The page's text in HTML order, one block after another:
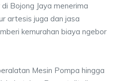
Bojong Jaya menerima
artesis juga dan jasa
kemurahan biaya ngebor
Mesin Pompa hingga